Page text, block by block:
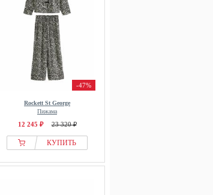
-47%
Rockett St George
Пижама
12 245 ₽ 23 320 ₽
КУПИТЬ